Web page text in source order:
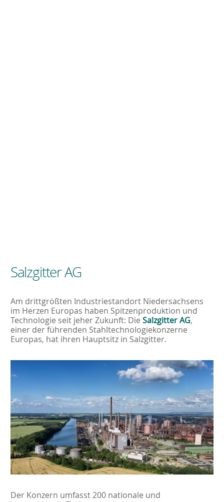
Salzgitter AG
Am drittgrößten Industriestandort Niedersachsens
im Herzen Europas haben Spitzenproduktion und
Technologie seit jeher Zukunft: Die Salzgitter AG,
einer der führenden Stahltechnologiekonzerne
Europas, hat ihren Hauptsitz in Salzgitter.
Der Konzern umfasst 200 nationale und